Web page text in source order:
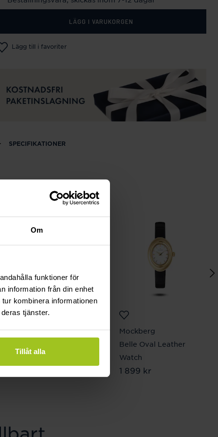
Om
funktioner för
information från din enhet
kombinera informationen
tjänster.
Tillåt alla
LÄGG I VARUKORGEN
Lägg till i favoriter
SPECIFIKATIONER
Mockberg
Pris:799 kr
799 kr
Mockberg
Belle Oval Leather
Watch
Pris:1 899 kr
1 899 kr